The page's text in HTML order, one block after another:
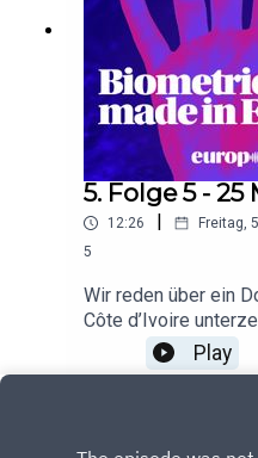
5. Folge 5 -
12:26 | Freitag,
5
Wir reden über ein
Côte d’Ivoire
EU nicht
eine alte Version
ivorischen
Play